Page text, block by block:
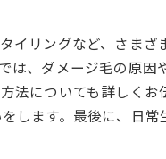
イリングなど、さまざ
は、ダメージ毛の原因
法についても詳しくお
します。最後に、日常